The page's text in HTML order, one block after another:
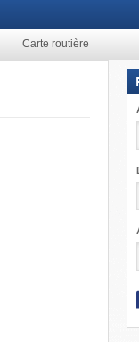
Carte routière